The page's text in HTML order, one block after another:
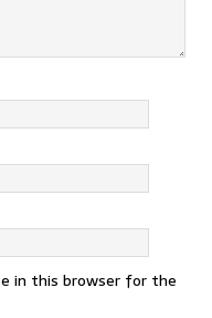
in this browser for the